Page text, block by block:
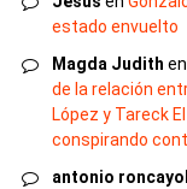
estado envuelto
Magda Judith en
de la relación
López y Tareck
conspirando
antonio